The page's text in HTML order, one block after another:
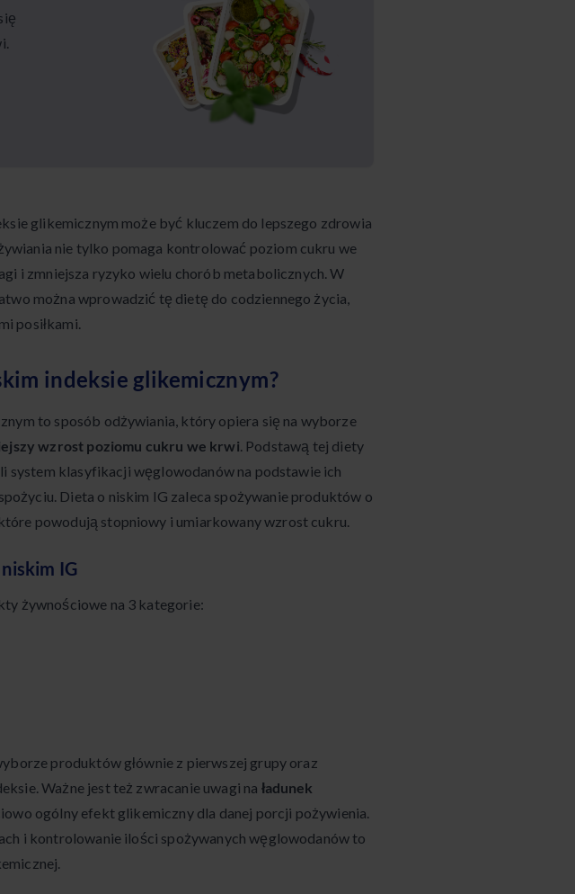
glikemicznym może być kluczem do lepszego zdrowia
nie tylko pomaga kontrolować poziom cukru we
i zmniejsza ryzyko wielu chorób metabolicznych. W
można wprowadzić tę dietę do codziennego życia,
posiłkami.
indeksie glikemicznym?
to sposób odżywiania, który opiera się na wyborze
wzrost poziomu cukru we krwi. Podstawą tej diety
system klasyfikacji węglowodanów na podstawie ich
Dieta o niskim IG zaleca spożywanie produktów o
powodują stopniowy i umiarkowany wzrost cukru.
IG
żywnościowe na 3 kategorie:
produktów głównie z pierwszej grupy oraz
Ważne jest też zwracanie uwagi na ładunek
ogólny efekt glikemiczny dla danej porcji pożywienia.
i kontrolowanie ilości spożywanych węglowodanów to